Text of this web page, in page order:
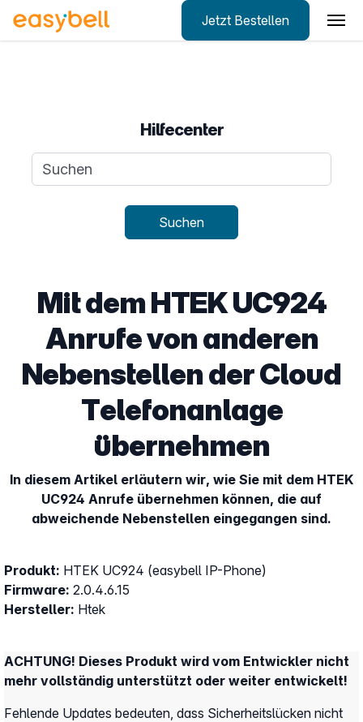
Jetzt Bestellen
Hilfecenter
Suchanfrage
Suchen
Mit dem HTEK UC924
Anrufe von anderen
Nebenstellen der Cloud
Telefonanlage
übernehmen
In diesem Artikel erläutern wir, wie Sie mit dem HTEK
UC924 Anrufe übernehmen können, die auf
abweichende Nebenstellen eingegangen sind.
Produkt: HTEK UC924 (easybell IP-Phone)
Firmware: 2.0.4.6.15
Hersteller: Htek
ACHTUNG! Dieses Produkt wird vom Entwickler nicht
mehr vollständig unterstützt oder weiter entwickelt!
Fehlende Updates bedeuten, dass Sicherheitslücken nicht